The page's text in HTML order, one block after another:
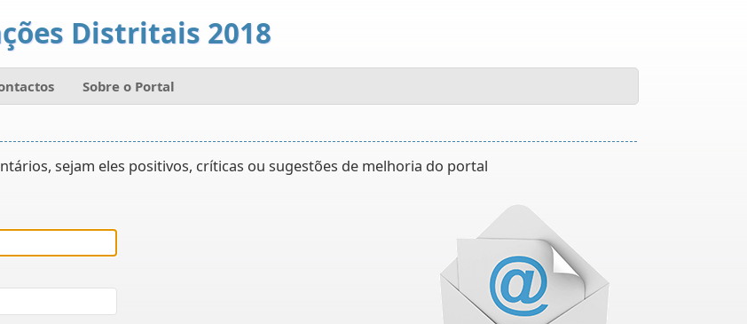
Distritais 2018
Sobre o Portal
sejam eles positivos, críticas ou sugestões de melhoria do portal